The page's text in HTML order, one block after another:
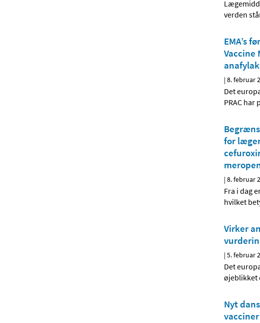
verden
EMA’s
|8. februar
Det
PRAC
for
|8. februar
Fra i dag
hvilket
Virker
|5. februar
Det
øjeblikket
Nyt
vacciner